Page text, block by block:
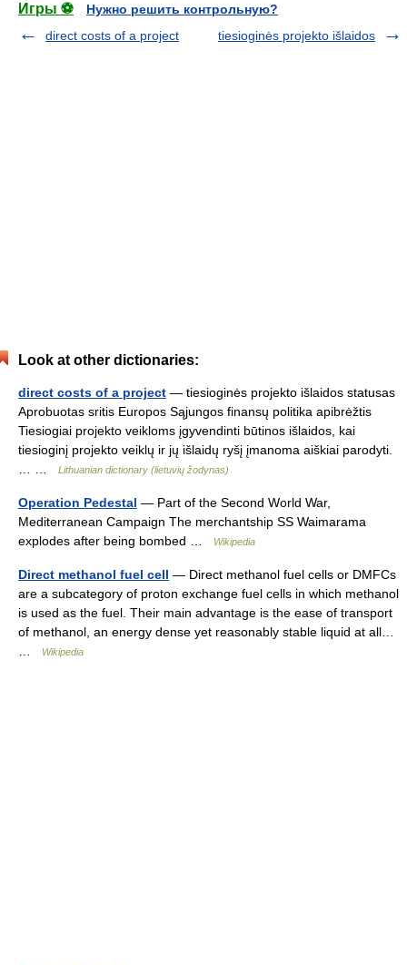
Игры ⚽
Нужно решить контрольную?
direct costs of a project
tiesioginės projekto išlaidos
Look at other dictionaries:
direct costs of a project — tiesioginės projekto išlaidos statusas
Aprobuotas sritis Europos Sąjungos finansų politika apibrėžtis
Tiesiogiai projekto veikloms įgyvendinti būtinos išlaidos, kai
tiesioginį projekto veiklų ir jų išlaidų ryšį įmanoma aiškiai parodyti.
Lithuanian dictionary (lietuvių žodynas)
Operation Pedestal — Part of the Second World War,
Mediterranean Campaign The merchantship SS Waimarama
explodes after being bombed …
Wikipedia
Direct methanol fuel cell — Direct methanol fuel cells or DMFCs
are a subcategory of proton exchange fuel cells in which methanol
is used as the fuel. Their main advantage is the ease of transport
of methanol, an energy dense yet reasonably stable liquid at all…
Wikipedia